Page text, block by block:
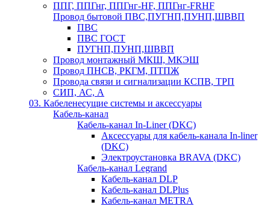
ППГ, ППГнг, ППГнг-HF, ППГнг-FRHF
Провод бытовой ПВС,ПУГНП,ПУНП,ШВВП
ПВС
ПВС ГОСТ
ПУГНП,ПУНП,ШВВП
Провод монтажный МКШ, МКЭШ
Провод ПНСВ, РКГМ, ПТПЖ
Провода связи и сигнализации КСПВ, ТРП
СИП, АС, А
03. Кабеленесущие системы и аксессуары
Кабель-канал
Кабель-канал In-Liner (DKC)
Аксессуары для кабель-канала In-liner
(DKC)
Электроустановка BRAVA (DKC)
Кабель-канал Legrand
Кабель-канал DLP
Кабель-канал DLPlus
Кабель-канал METRA